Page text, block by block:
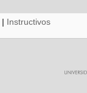
| Instructivos